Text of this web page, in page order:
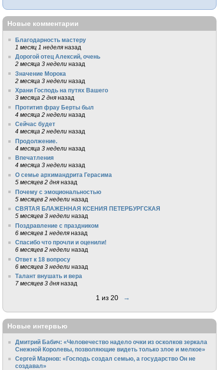
Новые комментарии
Благодарность мастеру
1 месяц 1 неделя назад
Дорогой отец Алексий, очень
2 месяца 3 недели назад
Значение Морока
2 месяца 3 недели назад
Храни Господь на путях Вашего
3 месяца 2 дня назад
Протитип фрау Берты был
4 месяца 2 недели назад
Сейчас будет
4 месяца 2 недели назад
Продолжение.
4 месяца 3 недели назад
Впечатления
4 месяца 3 недели назад
О семье архимандрита Герасима
5 месяцев 2 дня назад
Почему с эмоциональностью
5 месяцев 2 недели назад
СВЯТАЯ БЛАЖЕННАЯ КСЕНИЯ ПЕТЕРБУРГСКАЯ
5 месяцев 3 недели назад
Поздравление с праздником
6 месяцев 1 неделя назад
Спасибо что прочли и оценили!
6 месяцев 2 недели назад
Ответ к 18 вопросу
6 месяцев 3 недели назад
Талант внушать и вера
7 месяцев 3 дня назад
1 из 20 →
Новые интервью
Дмитрий Бабич: «Человечество надело очки из осколков зеркала
Снежной Королевы, позволяющие видеть только злое и мелкое»
Сергей Марнов: «Господь создал семью, а государство Он не
создавал»